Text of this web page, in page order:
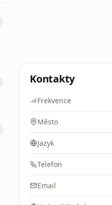
Kontakty
Frekvence
Město
Jazyk
Telefon
Email